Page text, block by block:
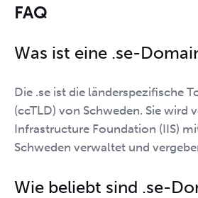
FAQ
Was ist eine .se-
Die .se ist die länderspezifische
(ccTLD) von Schweden. Sie wird
Infrastructure Foundation (IIS)
Schweden verwaltet und
Wie beliebt sind .se-